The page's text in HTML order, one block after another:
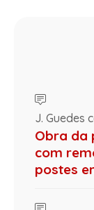
J. Guedes
Obra da
com
postes